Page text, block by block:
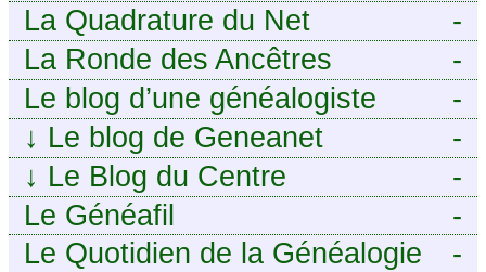
-
La Quadrature du Net
-
La Ronde des Ancêtres
-
Le blog d’une généalogiste
-
↓ Le blog de Geneanet
-
↓ Le Blog du Centre
Généalogique de Touraine -
-
Le Généafil
-
Le Quotidien de la Généalogie